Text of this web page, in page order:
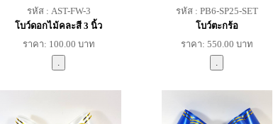
รหัส : AST-FW-3
โบว์ดอกไม้คละสี 3 นิ้ว
ราคา: 100.00 บาท
รหัส : PB6-SP25-SET
โบว์ตะกร้อ
ราคา: 550.00 บาท